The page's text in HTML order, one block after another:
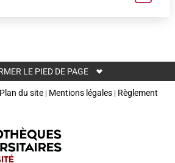
LE PIED DE PAGE
Plan du site| Mentions légales| Règlement